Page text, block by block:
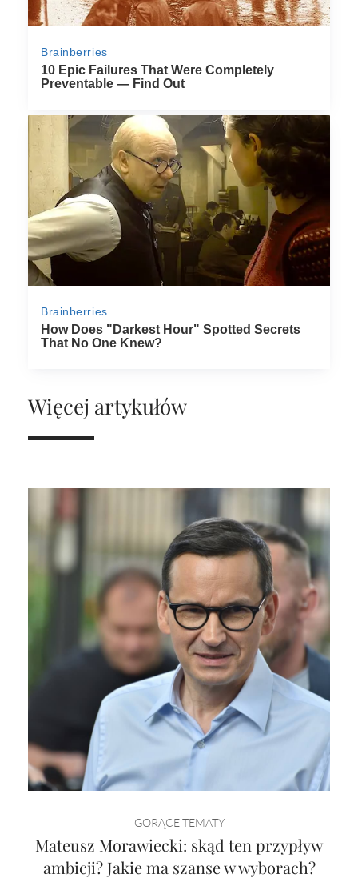
Więcej artykułów
GORĄCE TEMATY
Mateusz Morawiecki: skąd ten przypływ
ambicji? Jakie ma szanse w wyborach?